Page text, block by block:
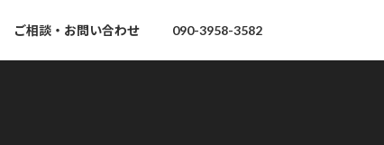
ご相談・お問い合わせ 090-3958-3582